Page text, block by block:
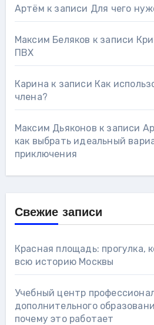
Артём к записи Для чего
Максим Беляков к записи
ПВХ
Карина к записи Как
члена?
Максим Дьяконов к записи
как выбрать идеальный
приключения
Свежие записи
Красная площадь: прогулка,
всю историю Москвы
Учебный центр
дополнительного
почему это работает